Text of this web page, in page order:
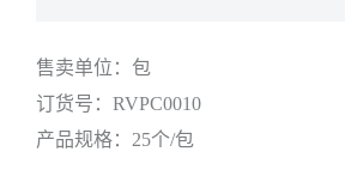
售卖单位： 包
订货号： RVPC0010
产品规格： 25个/包